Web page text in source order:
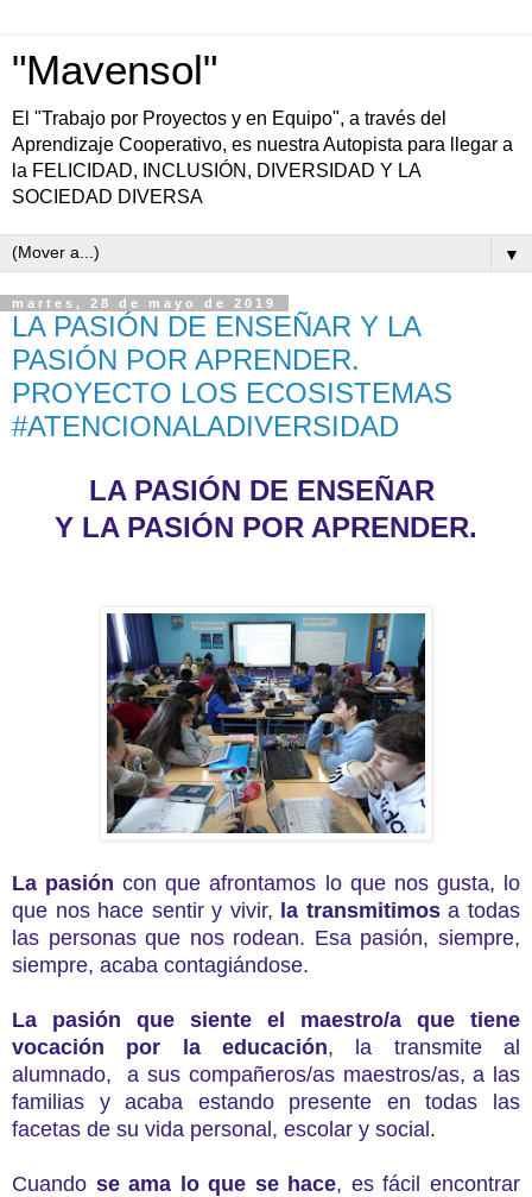
"Mavensol"
El "Trabajo por Proyectos y en Equipo", a través del
Aprendizaje Cooperativo, es nuestra Autopista para llegar a
la FELICIDAD, INCLUSIÓN, DIVERSIDAD Y LA
SOCIEDAD DIVERSA
▼
martes, 28 de mayo de 2019
LA PASIÓN DE ENSEÑAR Y LA
PASIÓN POR APRENDER.
PROYECTO LOS ECOSISTEMAS
#ATENCIONALADIVERSIDAD
LA PASIÓN DE ENSEÑAR
Y LA PASIÓN POR APRENDER.
La pasión con que afrontamos lo que nos gusta, lo
que nos hace sentir y vivir, la transmitimosa todas
las personas que nos rodean. Esa pasión, siempre,
siempre, acaba contagiándose.
La pasión que siente el maestro/a que tiene
vocación por la educación, la transmite al
alumnado, a sus compañeros/as maestros/as, a las
familias y acaba estando presente en todas las
facetas de su vida personal, escolar y social.
Cuando se ama lo que se hace, es fácil encontrar